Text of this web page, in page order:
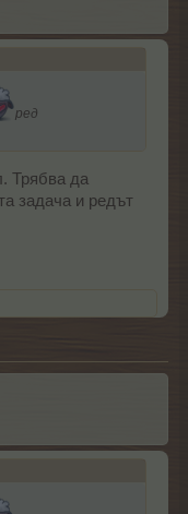
ред
Трябва да
задача и редът